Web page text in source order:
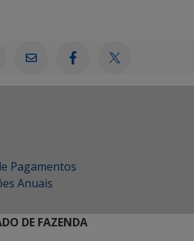
Pagamentos
Anuais
DE FAZENDA